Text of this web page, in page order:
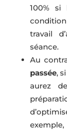
100% si
travail
séance.
Au
passée,
aurez